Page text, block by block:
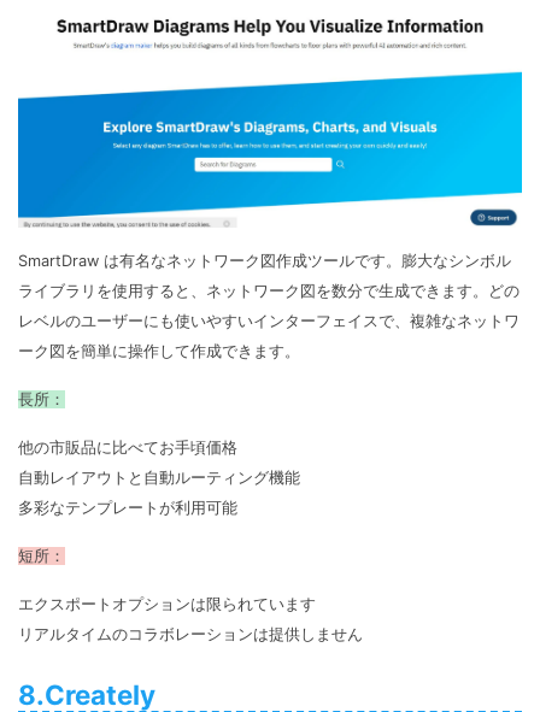
SmartDraw は有名なネットワーク図作成ツールです。膨大なシンボル
ライブラリを使用すると、ネットワーク図を数分で生成できます。どの
レベルのユーザーにも使いやすいインターフェイスで、複雑なネットワ
ーク図を簡単に操作して作成できます。
長所：
他の市販品に比べてお手頃価格
自動レイアウトと自動ルーティング機能
多彩なテンプレートが利用可能
短所：
エクスポートオプションは限られています
リアルタイムのコラボレーションは提供しません
8.Creately